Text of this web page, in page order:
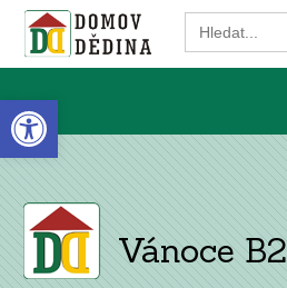
Open toolbar
Search
for:
Vánoce B2